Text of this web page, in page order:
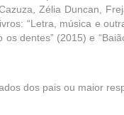
Zélia Duncan,
“Letra, música e
dentes” (2015) e
dos pais ou maior